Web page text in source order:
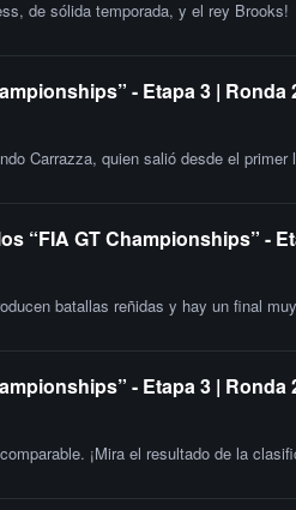
de sólida temporada, y el rey Brooks!
- Etapa 3 |
Carrazza, quien salió desde el
“FIA GT Championships” -
batallas reñidas y hay un final
- Etapa 3 |
¡Mira el resultado de la